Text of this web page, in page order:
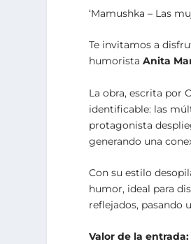
‘Mamushka – Las
Te invitamos a
humoristaAnita
La obra, escrita por
identificable: las
protagonista
generando una
Con su estilo
humor, ideal para
reflejados, pasando
Valor de la entrada: